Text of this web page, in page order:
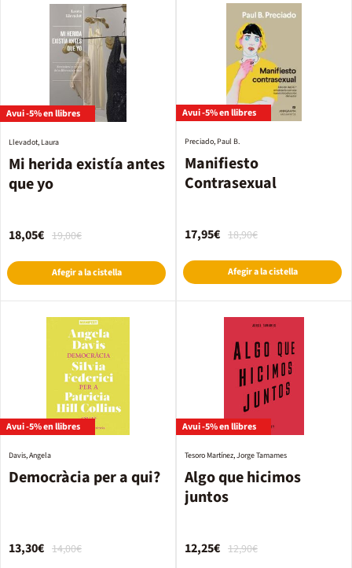
Avui -5% en llibres
Mi herida existía antes
que yo
Llevadot, Laura
19,00€
18,05€
Afegir a la cistella
Avui -5% en llibres
Manifiesto
Contrasexual
Preciado, Paul B.
18,90€
17,95€
Afegir a la cistella
Avui -5% en llibres
Democràcia per a qui?
Davis, Angela
14,00€
13,30€
Avui -5% en llibres
Algo que hicimos
juntos
Tesoro Martínez, Jorge Tamames
12,90€
12,25€